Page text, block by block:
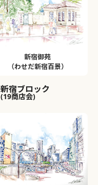
新宿御苑
（わせだ新宿百景）
新宿ブロック
(19商店会)